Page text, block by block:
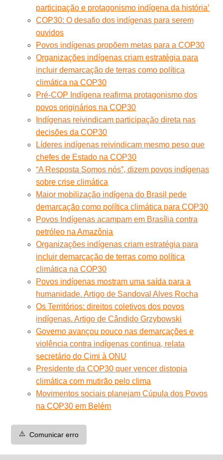
participação e protagonismo indígena da história’
COP30: O desafio dos indígenas para serem
ouvidos
Povos indígenas propõem metas para a COP30
Organizações indígenas criam estratégia para
incluir demarcação de terras como política
climática na COP30
Pré-COP Indígena reafirma protagonismo dos
povos originários na COP30
Indígenas reivindicam participação direta nas
decisões da COP30
Líderes indígenas reivindicam mesmo peso que
chefes de Estado na COP30
“A Resposta Somos nós”, dizem povos indígenas
sobre crise climática
Maior mobilização indígena do Brasil pede
demarcação como política climática para COP30
Povos Indígenas acampam em Brasília contra
petróleo na Amazônia
Organizações indígenas criam estratégia para
incluir demarcação de terras como política
climática na COP30
Povos indígenas mostram uma saída para a
humanidade. Artigo de Sandoval Alves Rocha
Os Territórios: direitos coletivos dos povos
indígenas. Artigo de Cândido Grzybowski
Governo avançou pouco nas demarcações e
violência contra indígenas continua, relata
secretário do Cimi à ONU
Presidente da COP30 quer vencer distopia
climática com mutirão pelo clima
Movimentos sociais planejam Cúpula dos Povos
na COP30 em Belém
⚠️ Comunicar erro